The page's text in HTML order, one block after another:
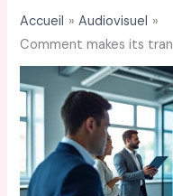
Accueil
Audiovisuel
Comment makes its